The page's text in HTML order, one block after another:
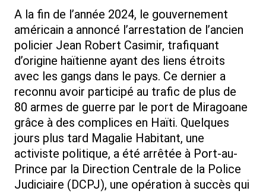
A la fin de l’année 2024, le gouvernement
américain a annoncé l’arrestation de l’ancien
policier Jean Robert Casimir, trafiquant
d’origine haïtienne ayant des liens étroits
avec les gangs dans le pays. Ce dernier a
reconnu avoir participé au trafic de plus de
80 armes de guerre par le port de Miragoane
grâce à des complices en Haïti. Quelques
jours plus tard Magalie Habitant, une
activiste politique, a été arrêtée à Port-au-
Prince par la Direction Centrale de la Police
Judiciaire (DCPJ), une opération à succès qui